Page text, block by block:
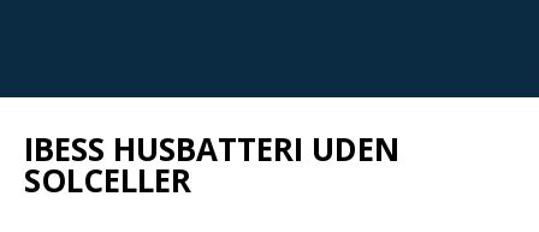
IBESS HUSBATTERI UDEN
SOLCELLER